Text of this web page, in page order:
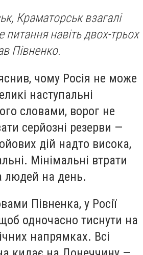
Краматорськ взагалі
питання навіть двох-трьох
Півненко.
чому Росія не може
наступальні
словами, ворог не
серйозні резерви —
дій надто висока,
Мінімальні втрати
людей на день.
Півненка, у Росії
одночасно тиснути на
напрямках. Всі